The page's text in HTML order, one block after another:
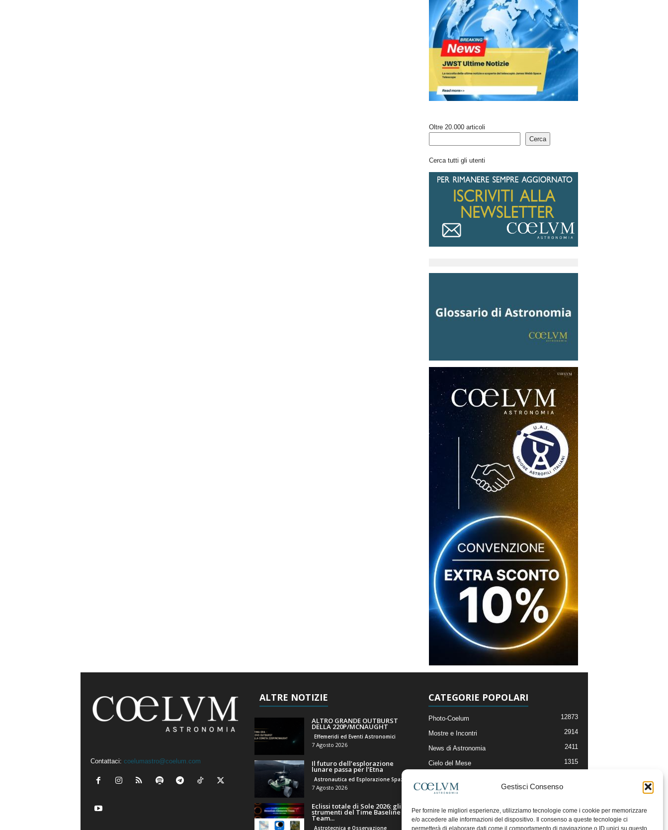
Gestisci Consenso
Per fornire le migliori esperienze, utilizziamo tecnologie come i cookie per memorizzare
e/o accedere alle informazioni del dispositivo. Il consenso a queste tecnologie ci
permetterà di elaborare dati come il comportamento di navigazione o ID unici su questo
Oltre 20.000 articoli
Cerca
Cerca tutti gli utenti
Contattaci: coelumastro@coelum.com
ALTRE NOTIZIE
ALTRO GRANDE OUTBURST
DELLA 220P/MCNAUGHT
Effemeridi ed Eventi Astronomici
7 Agosto 2026
Il futuro dell’esplorazione
lunare passa per l’Etna
7 Agosto 2026
Eclissi totale di Sole 2026: gli
strumenti del Time Baseline
Team...
Astrotecnica e Osservazione
CATEGORIE POPOLARI
Photo-Coelum 12873
Mostre e Incontri 2914
News di Astronomia 2411
Cielo del Mese 1315
Articoli e Risorse On-Line
Il Blog della Redazione